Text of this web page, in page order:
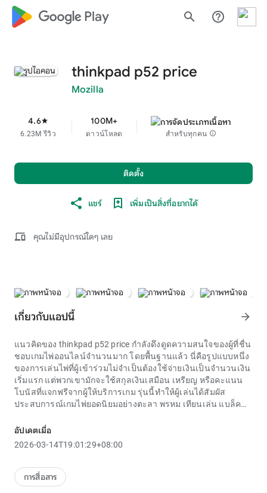
google_logo Play search help_outline
thinkpad p52 price
Mozilla
4.6star
6.23M รีวิว
100M+
ดาวน์โหลด สำหรับทุกคน info
ติดตั้ง
แชร์ เพิ่มเป็นสิ่งที่อยากได้
devices คุณไม่มีอุปกรณ์ใดๆ เลย
เกี่ยวกับแอปนี้ arrow_forward
แนวคิดของ thinkpad p52 price กำลังดึงดูดความสนใจของผู้ที่ชื่น
ชอบเกมไพ่ออนไลน์จำนวนมาก โดยพื้นฐานแล้ว นี่คือรูปแบบหนึ่ง
ของการเล่นไพ่ที่ผู้เข้าร่วมไม่จำเป็นต้องใช้จ่ายเงินเป็นจำนวนเงิน
เริ่มแรก แต่พวกเขามักจะใช้สกุลเงินเสมือน เหรียญ หรือคะแนน
โบนัสที่แจกฟรีจากผู้ให้บริการเกม รุ่นนี้ทำให้ผู้เล่นได้สัมผัส
ประสบการณ์เกมไพ่ยอดนิยมอย่างตะลา พรหม เทียนเล่น แบล็ค
โอกาสในการฝึกฝนทักษะและเรียนรู้กฎของเกมในสภาพแวดล้อม
ที่ตึงเครียดน้อยลง
ไม่มีข้อผูกมัดตามเวลาทำการของคาสิโนหรือที่ตั้งทางภูมิศาสตร์
ด้วยสมาร์ทโฟน แท็บเล็ต หรือแล็ปท็อป และการเชื่อมต่อเครือข่าย
อัปเดตเมื่อ
2026-03-14T19:01:29+08:00
การสื่อสาร